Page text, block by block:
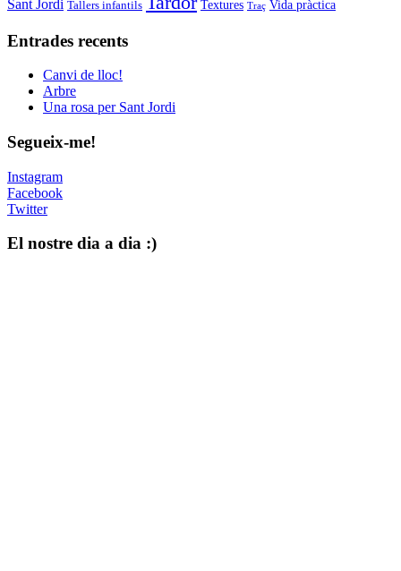
Sant Jordi Tallers infantils Textures Traç Vida pràctica
Entrades recents
Canvi de lloc!
Arbre
Una rosa per Sant Jordi
Segueix-me!
Instagram
Facebook
Twitter
El nostre dia a dia :)